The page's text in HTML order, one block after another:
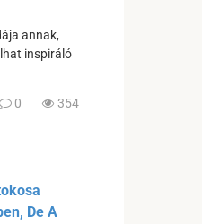
annak,
inspiráló
0 354
De A